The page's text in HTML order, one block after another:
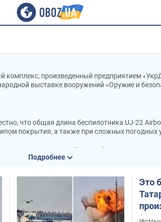
комплекс, произведенный предприятием
выставке вооружений «Оружие и
что общая длина беспилотника UJ-22
покрытия, а также при сложных погодных
достигать крейсерской скорости в
температуру от -40 до +50
оценивается в 7 часов.
Подробнее
Это